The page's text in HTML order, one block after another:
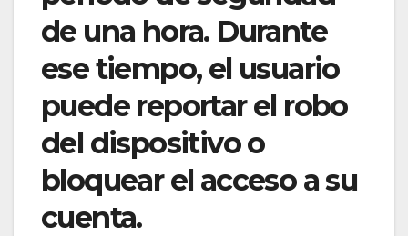
de una hora. Durante
ese tiempo, el usuario
puede reportar el robo
del dispositivo o
bloquear el acceso a su
cuenta.